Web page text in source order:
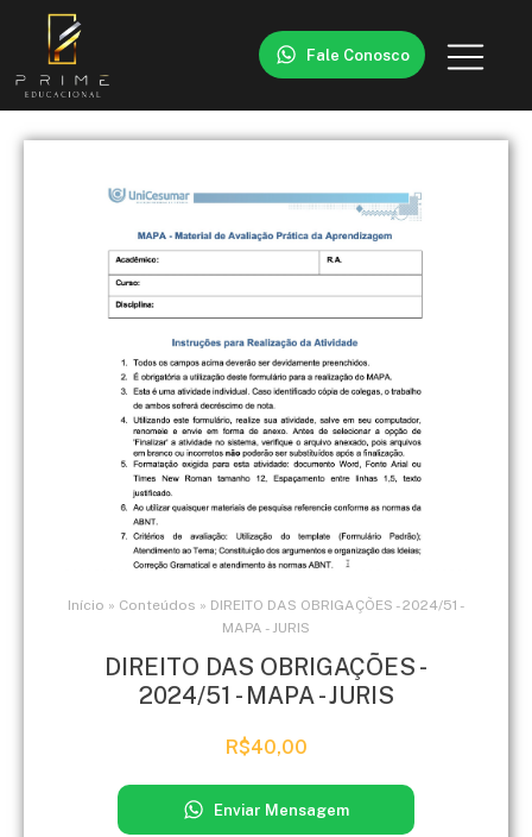
Fale Conosco
Início » Conteúdos » DIREITO DAS OBRIGAÇÕES - 2024/51 -
MAPA - JURIS
DIREITO DAS OBRIGAÇÕES -
2024/51 - MAPA - JURIS
R$40,00
Enviar Mensagem